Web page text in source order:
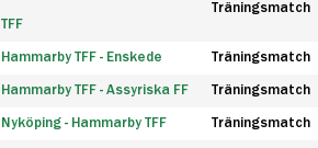
TFF
Träningsmatch
Hammarby TFF - Enskede Träningsmatch
Hammarby TFF - Assyriska FF Träningsmatch
Nyköping - Hammarby TFF Träningsmatch